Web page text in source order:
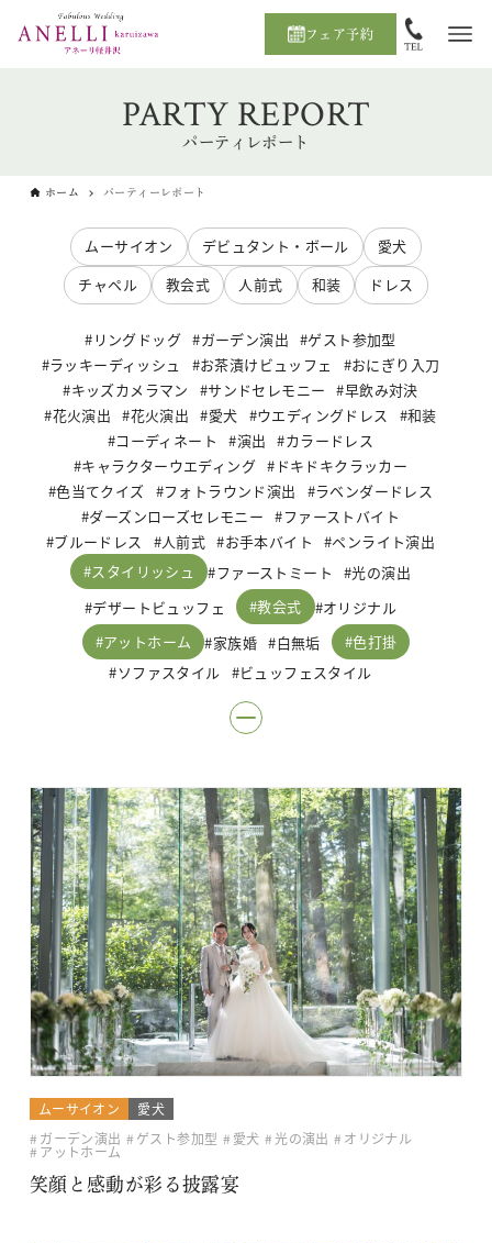
フェア予約
PARTY REPORT
パーティレポート
ホーム パーティーレポート
ムーサイオン デビュタント・ボール
愛犬
チャペル
教会式 人前式 和装 ドレス
リングドッグ ガーデン演出
ゲスト参加型
ラッキーディッシュ
お茶漬けビュッフェ
おにぎり入刀
キッズカメラマン
サンドセレモニー
早飲み対決
花火演出
花火演出 愛犬 ウエディングドレス
和装
コーディネート
演出
カラードレス
キャラクターウエディング
ドキドキクラッカー
色当てクイズ
フォトラウンド演出
ラベンダードレス
ダーズンローズセレモニー
ファーストバイト
ブルードレス
人前式 お手本バイト
ペンライト演出
スタイリッシュ
ファーストミート
光の演出
デザートビュッフェ
教会式
オリジナル
アットホーム
家族婚 白無垢
色打掛
ソファスタイル
ビュッフェスタイル
ムーサイオン
愛犬
ガーデン演出
ゲスト参加型 愛犬 光の演出 オリジナル
アットホーム
笑顔と感動が彩る披露宴